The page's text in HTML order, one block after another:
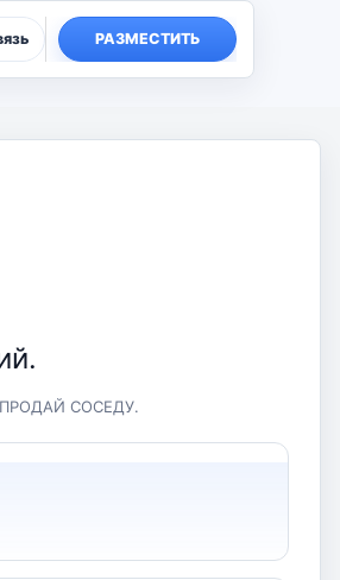
РАЗМЕСТИТЬ
ПРОДАЙ СОСЕДУ.